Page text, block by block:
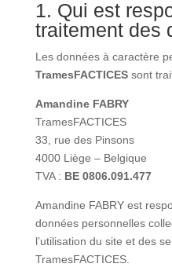
1. Qui est
traitement des
Les données à caractère
TramesFACTICESsont
Amandine FABRY
TramesFACTICES
33, rue des Pinsons
4000 Liège – Belgique
TVA : BE 0806.091.477
Amandine FABRY est
données personnelles
l’utilisation du site et des
TramesFACTICES.